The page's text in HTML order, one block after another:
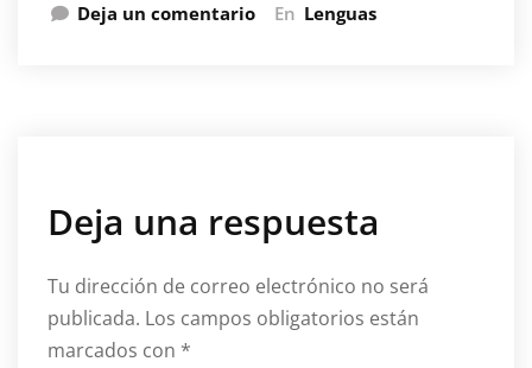
Deja un comentario En Lenguas
Deja una respuesta
Tu dirección de correo electrónico no será
publicada. Los campos obligatorios están
marcados con *